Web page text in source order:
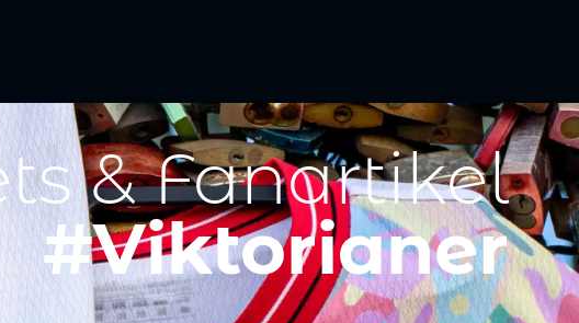
& Fanartikel
#Viktorianer